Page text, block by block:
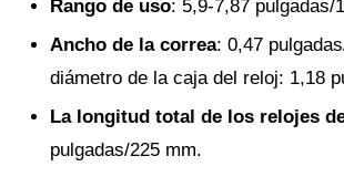
Rango de uso: 5,9-7,87 pulgadas/
Ancho de la correa: 0,47
diámetro de la caja del reloj: 1,18
La longitud total de los relojes
pulgadas/225 mm.